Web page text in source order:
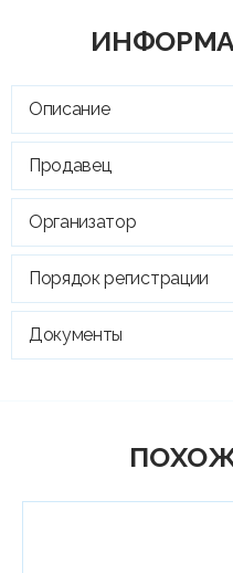
Описание
Продавец
Организатор
Порядок регистрации
Документы